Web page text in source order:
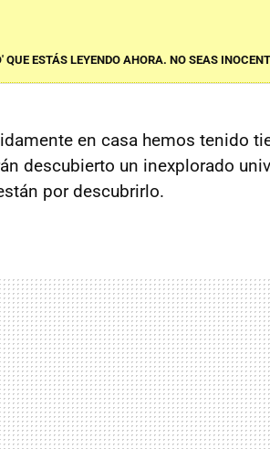
ESTÁS LEYENDO AHORA. NO SEAS
en casa hemos tenido
descubierto un inexplorado
por descubrirlo.